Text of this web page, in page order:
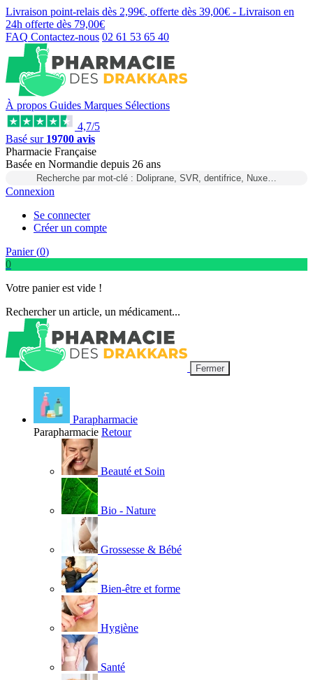
Livraison point-relais dès 2,99€, offerte dès 39,00€ - Livraison en
24h offerte dès 79,00€
FAQ Contactez-nous 02 61 53 65 40
À propos Guides Marques Sélections
4,7/5
Basé sur 19700 avis
Pharmacie Française
Basée en Normandie depuis 26 ans
Recherche par mot-clé : Doliprane, SVR, dentifrice, Nuxe…
Connexion
Se connecter
Créer un compte
Panier (0)
0
Votre panier est vide !
Rechercher un article, un médicament...
Fermer
Parapharmacie
Parapharmacie Retour
Beauté et Soin
Bio - Nature
Grossesse & Bébé
Bien-être et forme
Hygiène
Santé